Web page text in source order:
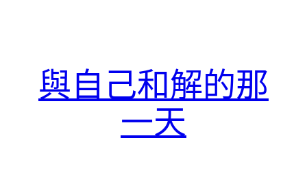
與自己和解的那
一天